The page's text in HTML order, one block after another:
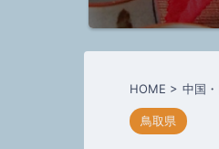
HOME > 中国
鳥取県